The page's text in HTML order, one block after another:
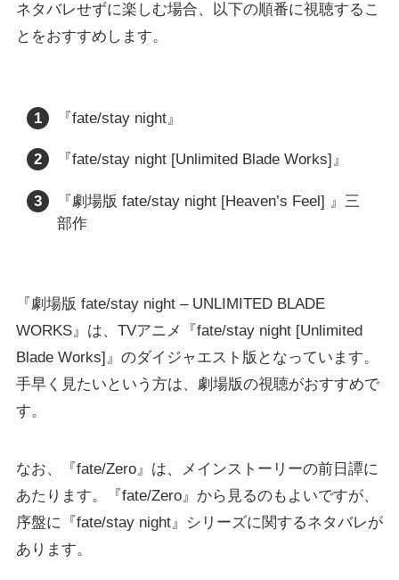
ネタバレせずに楽しむ場合、以下の順番に視聴するこ
とをおすすめします。
『fate/stay night』
『fate/stay night [Unlimited Blade Works]』
『劇場版 fate/stay night [Heaven’s Feel] 』三
部作
『劇場版 fate/stay night – UNLIMITED BLADE
WORKS』は、TVアニメ『fate/stay night [Unlimited
Blade Works]』のダイジャエスト版となっています。
手早く見たいという方は、劇場版の視聴がおすすめで
す。
なお、『fate/Zero』は、メインストーリーの前日譚に
あたります。『fate/Zero』から見るのもよいですが、
序盤に『fate/stay night』シリーズに関するネタバレが
あります。